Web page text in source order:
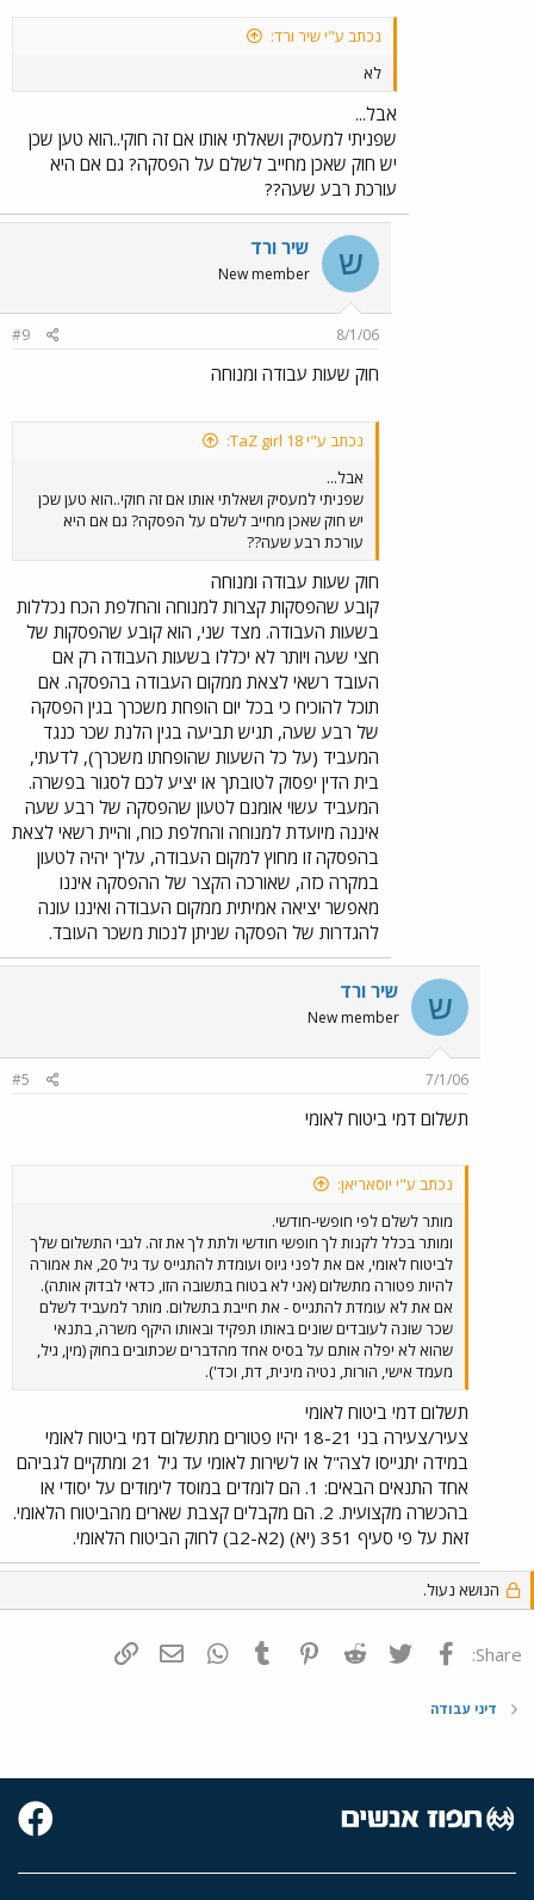
נכתב ע"י שיר ורד:
לא
אבל...
שפניתי למעסיק ושאלתי אותו אם זה חוקי..הוא טען שכן
יש חוק שאכן מחייב לשלם על הפסקה? גם אם היא
עורכת רבע שעה??
ש שיר ורד
New member
8/1/06
#9
חוק שעות עבודה ומנוחה
נכתב ע"י TaZ girl 18:
אבל...
שפניתי למעסיק ושאלתי אותו אם זה חוקי..הוא טען שכן
יש חוק שאכן מחייב לשלם על הפסקה? גם אם היא
עורכת רבע שעה??
חוק שעות עבודה ומנוחה
קובע שהפסקות קצרות למנוחה והחלפת הכח נכללות
בשעות העבודה. מצד שני, הוא קובע שהפסקות של
חצי שעה ויותר לא יכללו בשעות העבודה רק אם
העובד רשאי לצאת ממקום העבודה בהפסקה. אם
תוכל להוכיח כי בכל יום הופחת משכרך בגין הפסקה
של רבע שעה, תגיש תביעה בגין הלנת שכר כנגד
המעביד (על כל השעות שהופחתו משכרך), לדעתי,
בית הדין יפסוק לטובתך או יציע לכם לסגור בפשרה.
המעביד עשוי אומנם לטעון שהפסקה של רבע שעה
איננה מיועדת למנוחה והחלפת כוח, והיית רשאי לצאת
בהפסקה זו מחוץ למקום העבודה, עליך יהיה לטעון
במקרה כזה, שאורכה הקצר של ההפסקה איננו
מאפשר יציאה אמיתית ממקום העבודה ואיננו עונה
להגדרות של הפסקה שניתן לנכות משכר העובד.
ש שיר ורד
New member
7/1/06
#5
תשלום דמי ביטוח לאומי
נכתב ע"י יוסאריאן:
מותר לשלם לפי חופשי-חודשי.
ומותר בכלל לקנות לך חופשי חודשי ולתת לך את זה. לגבי התשלום שלך
לביטוח לאומי, אם את לפני גיוס ועומדת להתגייס עד גיל 20, את אמורה
להיות פטורה מתשלום (אני לא בטוח בתשובה הזו, כדאי לבדוק אותה).
אם את לא עומדת להתגייס - את חייבת בתשלום. מותר למעביד לשלם
שכר שונה לעובדים שונים באותו תפקיד ובאותו היקף משרה, בתנאי
שהוא לא יפלה אותם על בסיס אחד מהדברים שכתובים בחוק (מין, גיל,
מעמד אישי, הורות, נטיה מינית, דת, וכד').
תשלום דמי ביטוח לאומי
צעיר/צעירה בני 18-21 יהיו פטורים מתשלום דמי ביטוח לאומי
במידה יתגייסו לצה"ל או לשירות לאומי עד גיל 21 ומתקיים לגביהם
אחד התנאים הבאים: 1. הם לומדים במוסד לימודים על יסודי או
בהכשרה מקצועית. 2. הם מקבלים קצבת שארים מהביטוח הלאומי.
זאת על פי סעיף 351 (יא) (2א-2ב) לחוק הביטוח הלאומי.
הנושא נעול.
Share: פייסבוק Twitter
Reddit
Pinterest
Tumblr
WhatsAppדואר אלקטרוני
דיני עבודה